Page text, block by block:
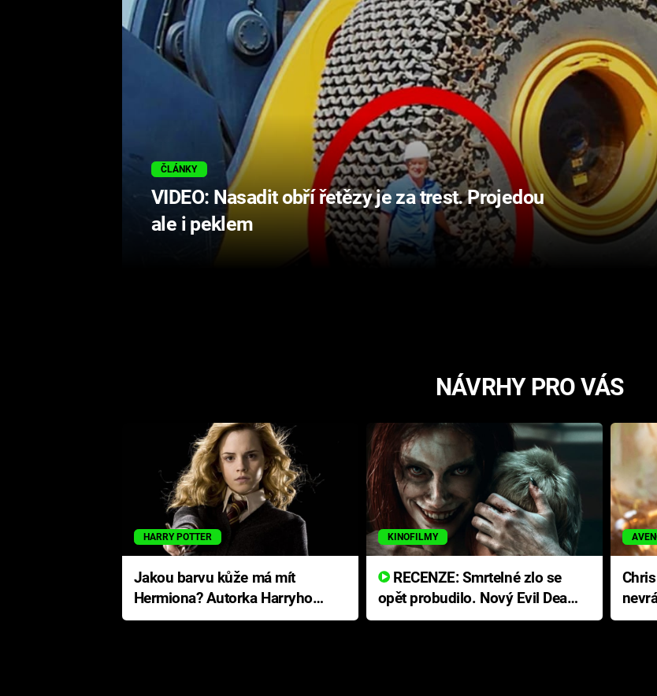
ČLÁNKY
VIDEO: Nasadit obří řetězy je za trest. Projedou
ale i peklem
NÁVRHY PRO VÁS
HARRY POTTER
Jakou barvu kůže má mít
Hermiona? Autorka Harryho
Pottera přišla s ráznou
KINOFILMY
RECENZE: Smrtelné zlo se
opět probudilo. Nový Evil Dead
přichází s neodolatelnou